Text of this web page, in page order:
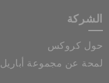
الشركة
حول كروكس
لمحة عن مجموعة أباريل